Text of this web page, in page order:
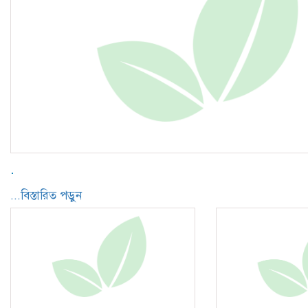
.
...বিস্তারিত পড়ুন